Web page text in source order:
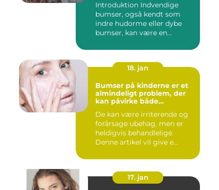
Introduktion Indvendige
bumser, også kendt som
indre hudorme eller dybe
bumser, kan være en
18. jan
Bumser på kinderne er et
almindeligt problem, der
kan påvirke både
De kan være irriterende og
forårsage ubehag, men er
heldigvis behandlelige.
Denne artikel vil give e...
17. jan